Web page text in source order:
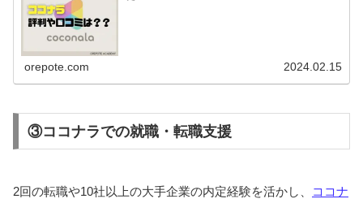
orepote.com 2024.02.15
③ココナラでの就職・転職支援
2回の転職や10社以上の大手企業の内定経験を活かし、
ココナ